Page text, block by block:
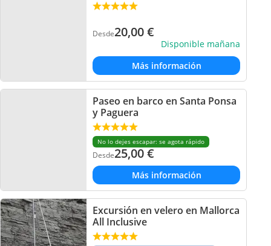
Desde20,00€
Disponible mañana
Más información
Paseo en barco en Santa Ponsa
y Paguera
No lo dejes escapar: se agota rápido
Desde25,00€
Más información
Excursión en velero en Mallorca
All Inclusive